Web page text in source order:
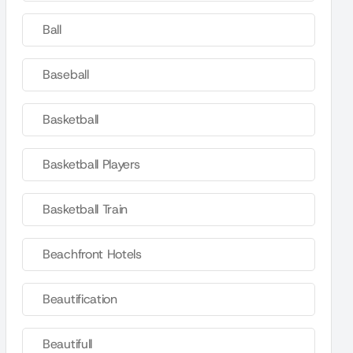
Ball
Baseball
Basketball
Basketball Players
Basketball Train
Beachfront Hotels
Beautification
Beautifull